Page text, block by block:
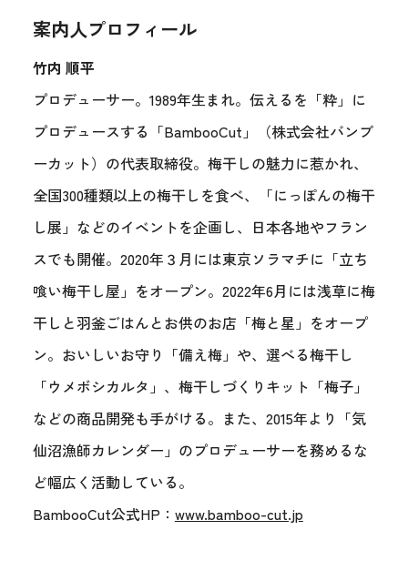
案内人プロフィール
竹内 順平
プロデューサー。1989年生まれ。伝えるを「粋」に
プロデュースする「BambooCut」（株式会社バンブ
ーカット）の代表取締役。梅干しの魅力に惹かれ、
全国300種類以上の梅干しを食べ、「にっぽんの梅干
し展」などのイベントを企画し、日本各地やフラン
スでも開催。2020年３月には東京ソラマチに「立ち
喰い梅干し屋」をオープン。2022年6月には浅草に梅
干しと羽釜ごはんとお供のお店「梅と星」をオープ
ン。おいしいお守り「備え梅」や、選べる梅干し
「ウメボシカルタ」、梅干しづくりキット「梅子」
などの商品開発も手がける。また、2015年より「気
仙沼漁師カレンダー」のプロデューサーを務めるな
ど幅広く活動している。
BambooCut公式HP： www.bamboo-cut.jp